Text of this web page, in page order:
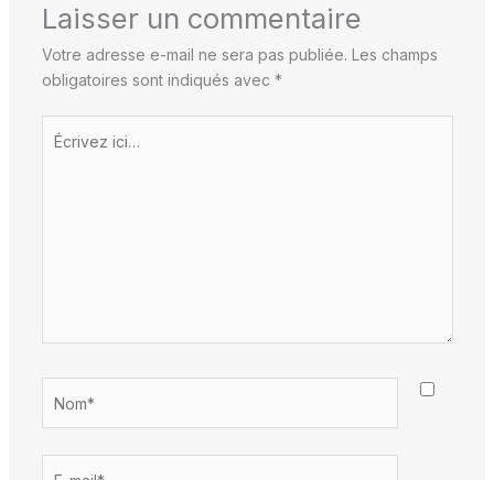
Laisser un commentaire
Votre adresse e-mail ne sera pas publiée. Les champs
obligatoires sont indiqués avec *
Écrivez
ici…